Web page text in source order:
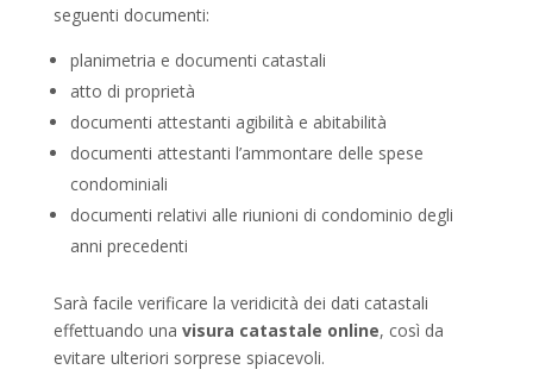
seguenti documenti:
planimetria e documenti catastali
atto di proprietà
documenti attestanti agibilità e abitabilità
documenti attestanti l’ammontare delle spese
condominiali
documenti relativi alle riunioni di condominio degli
anni precedenti
Sarà facile verificare la veridicità dei dati catastali
effettuando una visura catastale online, così da
evitare ulteriori sorprese spiacevoli.